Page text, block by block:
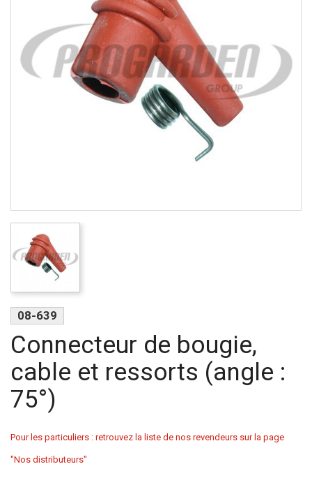
08-639
Connecteur de bougie,
cable et ressorts (angle :
75°)
Pour les particuliers : retrouvez la liste de nos revendeurs sur la page
"Nos distributeurs"